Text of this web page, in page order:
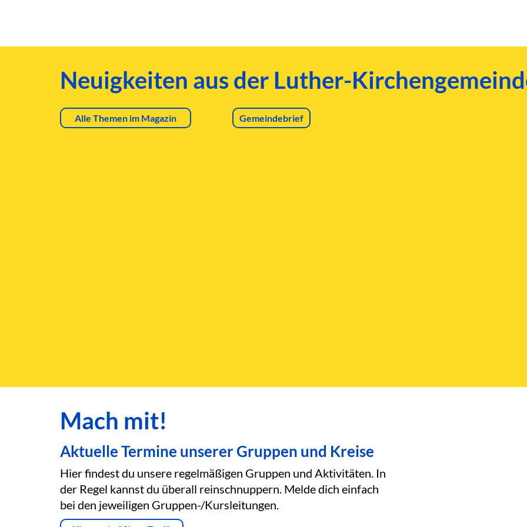
Neuigkeiten aus der Luther-
Alle Themen im Magazin Gemeindebrief
Mach mit!
Aktuelle Termine unserer Gruppen und Kreise
Hier findest du unsere regelmäßigen Gruppen und Aktivitäten. In
der Regel kannst du überall reinschnuppern. Melde dich einfach
bei den jeweiligen Gruppen-/Kursleitungen.